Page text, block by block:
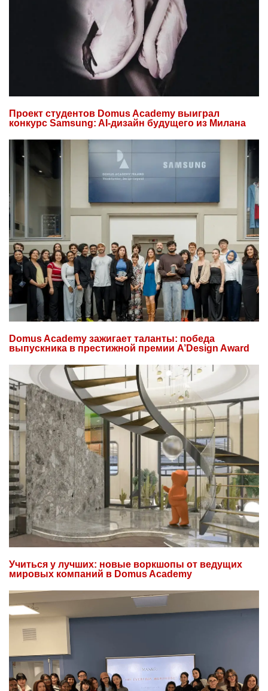
Проект студентов Domus Academy выиграл
конкурс Samsung: AI-дизайн будущего из Милана
Domus Academy зажигает таланты: победа
выпускника в престижной премии A’Design Award
Учиться у лучших: новые воркшопы от ведущих
мировых компаний в Domus Academy